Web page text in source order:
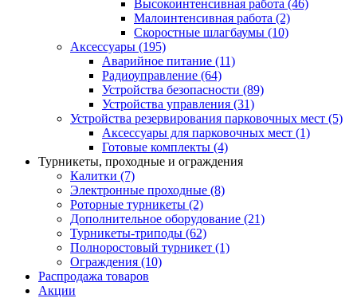
Высокоинтенсивная работа (46)
Малоинтенсивная работа (2)
Скоростные шлагбаумы (10)
Аксессуары (195)
Аварийное питание (11)
Радиоуправление (64)
Устройства безопасности (89)
Устройства управления (31)
Устройства резервирования парковочных мест (5)
Аксессуары для парковочных мест (1)
Готовые комплекты (4)
Турникеты, проходные и ограждения
Калитки (7)
Электронные проходные (8)
Роторные турникеты (2)
Дополнительное оборудование (21)
Турникеты-триподы (62)
Полноростовый турникет (1)
Ограждения (10)
Распродажа товаров
Акции